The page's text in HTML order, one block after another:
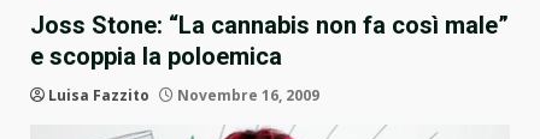
Joss Stone: “La cannabis non fa così male”
e scoppia la poloemica
Luisa Fazzito Novembre 16, 2009